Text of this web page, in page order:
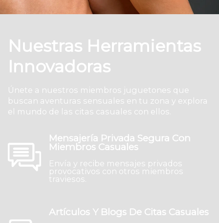
Nuestras Herramientas
Innovadoras
Únete a nuestros miembros juguetones que
buscan aventuras sensuales en tu zona y explora
el mundo de las citas casuales con ellos.
Mensajería Privada Segura Con
Miembros Casuales
Envía y recibe mensajes privados
provocativos con otros miembros
traviesos.
Artículos Y Blogs De Citas Casuales